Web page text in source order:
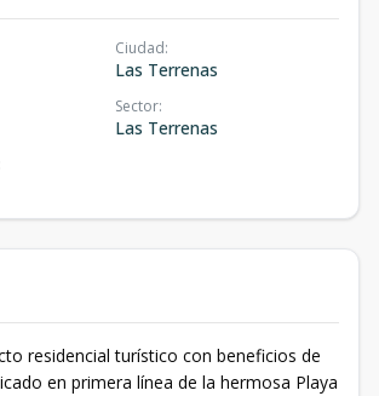
Ciudad:
Las Terrenas
Sector:
Las Terrenas
residencial turístico con beneficios de
en primera línea de la hermosa Playa